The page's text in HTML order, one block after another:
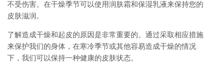
不受伤害。在干燥季节可以使用润肤霜和保湿乳液来保持您的
皮肤滋润。
了解造成干燥和起皮的原因是非常重要的。通过采取相应措施
来保护我们的身体，在寒冷季节或其他容易造成干燥的情况
下，我们可以保持一种健康的皮肤状态。